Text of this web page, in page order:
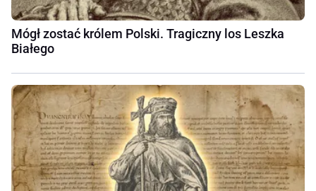
Mógł zostać królem Polski. Tragiczny los Leszka
Białego